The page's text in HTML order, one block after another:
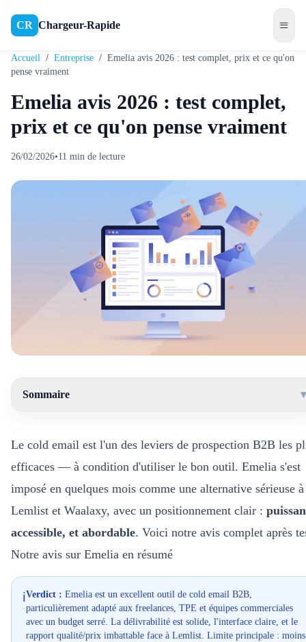
CR Chargeur-Rapide ≡
Accueil / Entreprise / Emelia avis 2026 : test complet, prix et ce qu'on
pense vraiment
Emelia avis 2026 : test complet,
prix et ce qu'on pense vraiment
26/02/2026•11 min de lecture
Sommaire ▾
Le cold email est l'un des leviers de prospection B2B les
efficaces — à condition d'utiliser le bon outil. Emelia s'est
imposé en quelques mois comme une alternative sérieuse à
Lemlist et Waalaxy, avec un positionnement clair :
accessible, et abordable. Voici notre avis complet après
Notre avis sur Emelia en résumé
ℹ️Verdict : Emelia est un excellent outil de cold email B2B,
particulièrement adapté aux freelances, TPE et équipes commerciales
avec un budget serré. La délivrabilité est solide, l'interface claire, et le
rapport qualité/prix imbattable face à Lemlist. Limite principale : moins